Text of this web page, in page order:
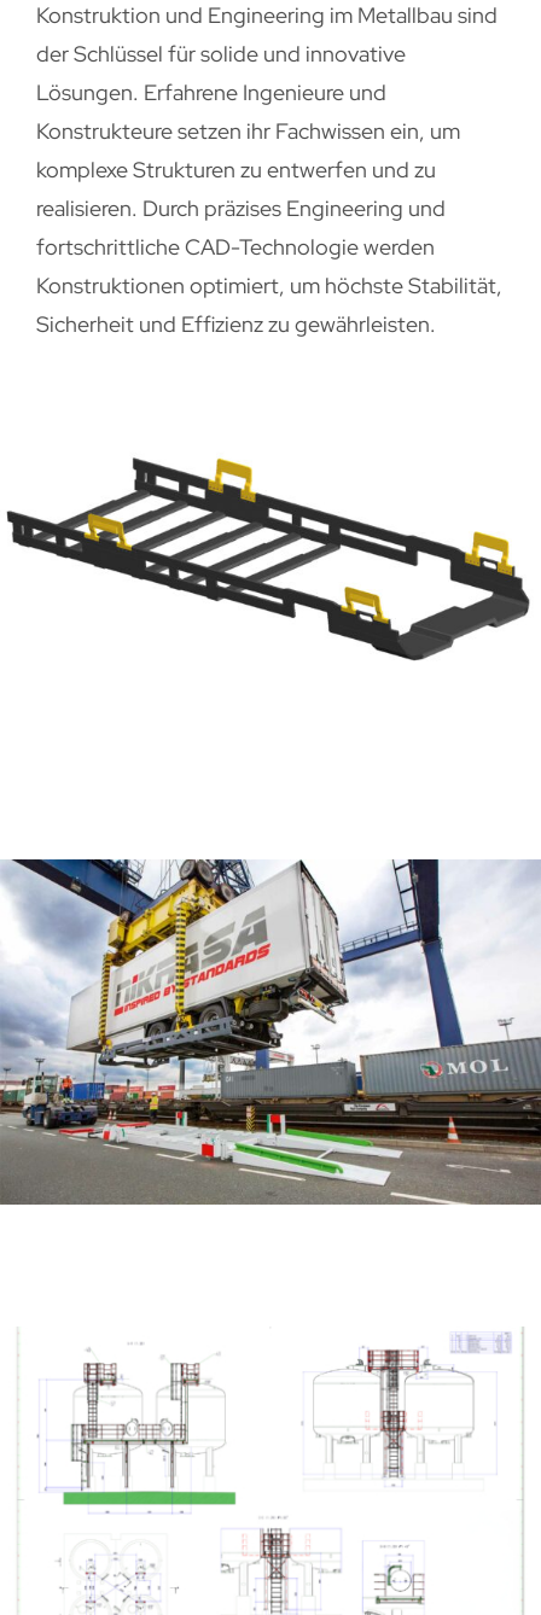
Konstruktion und Engineering im Metallbau sind
der Schlüssel für solide und innovative
Lösungen. Erfahrene Ingenieure und
Konstrukteure setzen ihr Fachwissen ein, um
komplexe Strukturen zu entwerfen und zu
realisieren. Durch präzises Engineering und
fortschrittliche CAD-Technologie werden
Konstruktionen optimiert, um höchste Stabilität,
Sicherheit und Effizienz zu gewährleisten.